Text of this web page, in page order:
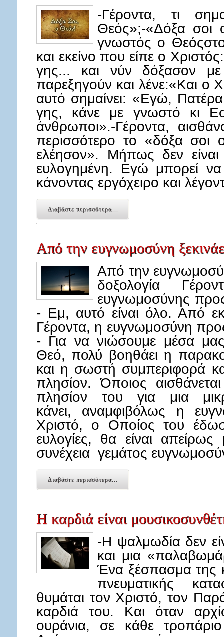
-Γέροντα, τι
Θεός»;-«Δόξα
γνωστός ο
και εκείνο που είπε ο
γης... και νύν δόξασον
παρεξηγούν και λένε:«Και ο
αυτό σημαίνει: «Εγώ,
γης, κάνε με γνωστό κι
άνθρωποι».-Γέροντα,
περισσότερο το «δόξα
ελέησον». Μήπως δεν
ευλογημένη. Εγώ μπορεί
κάνοντας εργόχειρο και
Διαβάστε περισσότερα...
Από την ευγνωμοσύνη
Από την
δοξολογία
ευγνωμοσύνης
- Εμ, αυτό είναι όλο. Από
Γέροντα, η ευγνωμοσύνη
- Για να νιώσουμε μέσα
Θεό, πολύ βοηθάει η
και η σωστή συμπεριφορά
πλησίον. Όποιος
πλησίον του για μια
κάνει, αναμφιβόλως η
Χριστό, ο Οποίος του
ευλογίες, θα είναι
συνέχεια γεμάτος
Διαβάστε περισσότερα...
Η καρδιά είναι
-Η ψαλμωδία δεν
και μια
Ένα ξέσπασμα της
πνευματικής
θυμάται τον Χριστό, τον
καρδιά του. Και όταν
ουράνια, σε κάθε